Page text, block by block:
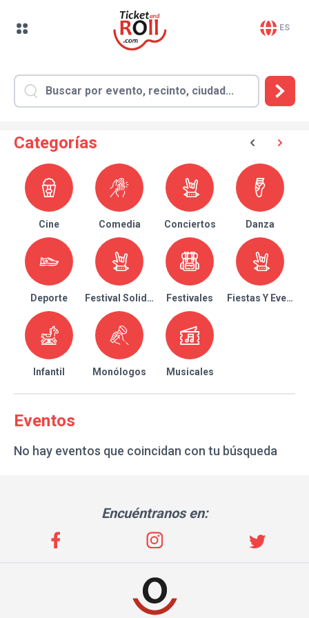
ES
Categorías
Cine Comedia Conciertos Danza
Deporte Festival Solidario Festivales Fiestas Y Eventos
Infantil Monólogos Musicales
Eventos
No hay eventos que coincidan con tu búsqueda
Encuéntranos en: